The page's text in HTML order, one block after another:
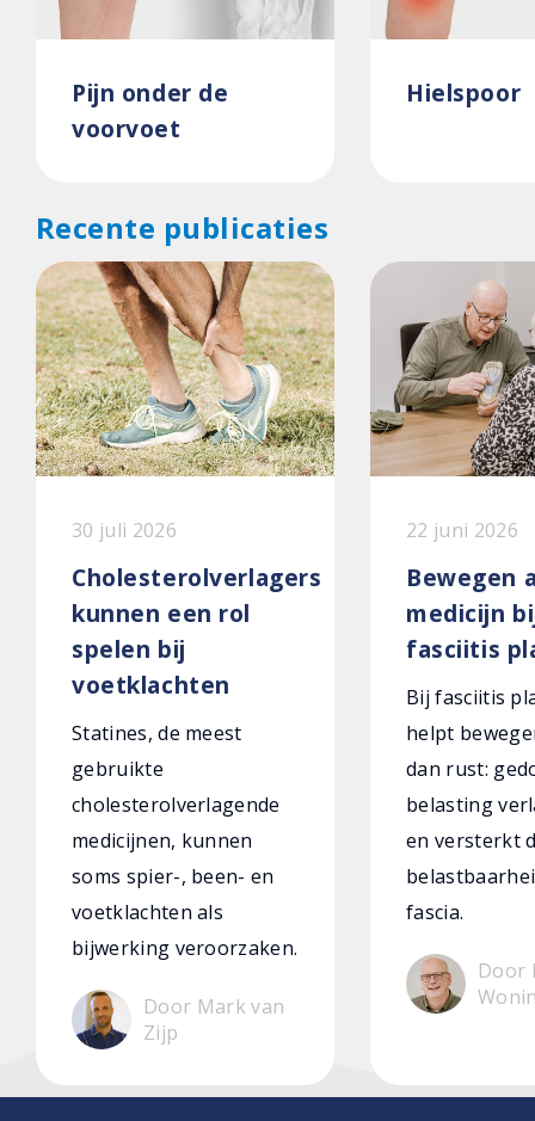
Pijn onder de
voorvoet
Hielspoor
Recente publicaties
30 juli 2026
Cholesterolverlagers
kunnen een rol
spelen bij
voetklachten
Statines, de meest
gebruikte
cholesterolverlagende
medicijnen, kunnen
soms spier-, been- en
voetklachten als
bijwerking veroorzaken.
Door Mark van
Zijp
22 juni 2026
Bewegen
medicijn
fasciitis
Bij fasciitis
helpt
dan rust:
belasting
en versterkt
fascia.
Door